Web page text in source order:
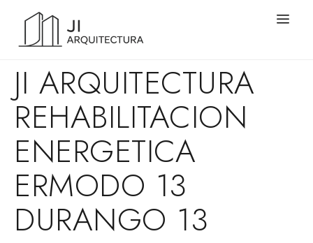
JI ARQUITECTURA
REHABILITACION
ENERGETICA
ERMODO 13
DURANGO 13